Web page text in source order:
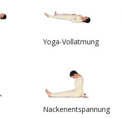
Yoga-Vollatmung
Nackenentspannung